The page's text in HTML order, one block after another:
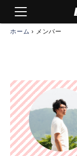
ホーム › メンバー